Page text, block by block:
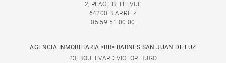
2, PLACE BELLEVUE
64200 BIARRITZ
05 59 51 00 00
AGENCIA INMOBILIARIA <BR> BARNES SAN JUAN DE LUZ
23, BOULEVARD VICTOR HUGO